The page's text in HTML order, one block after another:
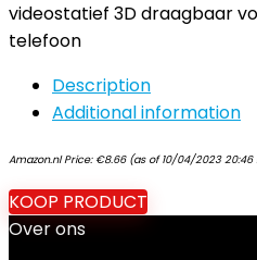
videostatief 3D draagbaar
telefoon
Description
Additional information
Amazon.nl Price: €8.66(as of 10/04/2023 20:46
KOOP PRODUCT
Over ons